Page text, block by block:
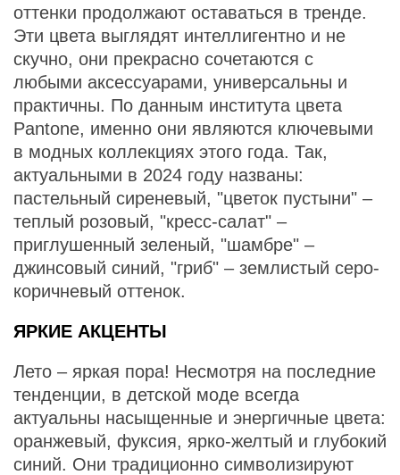
оттенки продолжают оставаться в тренде.
Эти цвета выглядят интеллигентно и не
скучно, они прекрасно сочетаются с
любыми аксессуарами, универсальны и
практичны. По данным института цвета
Pantone, именно они являются ключевыми
в модных коллекциях этого года. Так,
актуальными в 2024 году названы:
пастельный сиреневый, "цветок пустыни" –
теплый розовый, "кресс-салат" –
приглушенный зеленый, "шамбре" –
джинсовый синий, "гриб" – землистый серо-
коричневый оттенок.
ЯРКИЕ АКЦЕНТЫ
Лето – яркая пора! Несмотря на последние
тенденции, в детской моде всегда
актуальны насыщенные и энергичные цвета:
оранжевый, фуксия, ярко-желтый и глубокий
синий. Они традиционно символизируют